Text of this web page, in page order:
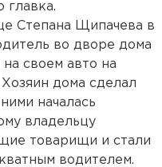
главка.
Степана Щипачева в
во дворе дома
своем авто на
дома сделал
началась
владельцу
товарищи и стали
водителем.